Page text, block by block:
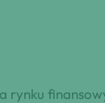
rynku